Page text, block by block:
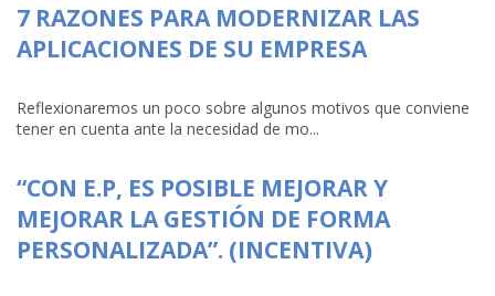
7 RAZONES PARA MODERNIZAR LAS
APLICACIONES DE SU EMPRESA
Reflexionaremos un poco sobre algunos motivos que conviene
tener en cuenta ante la necesidad de mo...
“CON E.P, ES POSIBLE MEJORAR Y
MEJORAR LA GESTIÓN DE FORMA
PERSONALIZADA”. (INCENTIVA)